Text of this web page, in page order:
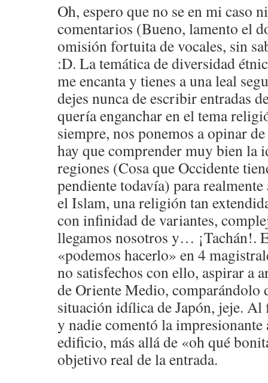
Oh, espero que no se en mi caso
comentarios (Bueno, lamento el
omisión fortuita de vocales, sin
:D. La temática de diversidad
me encanta y tienes a una leal
dejes nunca de escribir entradas
quería enganchar en el tema
siempre, nos ponemos a opinar
hay que comprender muy bien la
regiones (Cosa que Occidente
pendiente todavía) para
el Islam, una religión tan
con infinidad de variantes,
llegamos nosotros y… ¡Tachán!.
«podemos hacerlo» en 4
no satisfechos con ello, aspirar a
de Oriente Medio, comparándolo
situación idílica de Japón, jeje.
y nadie comentó la
edificio, más allá de «oh qué
objetivo real de la entrada.